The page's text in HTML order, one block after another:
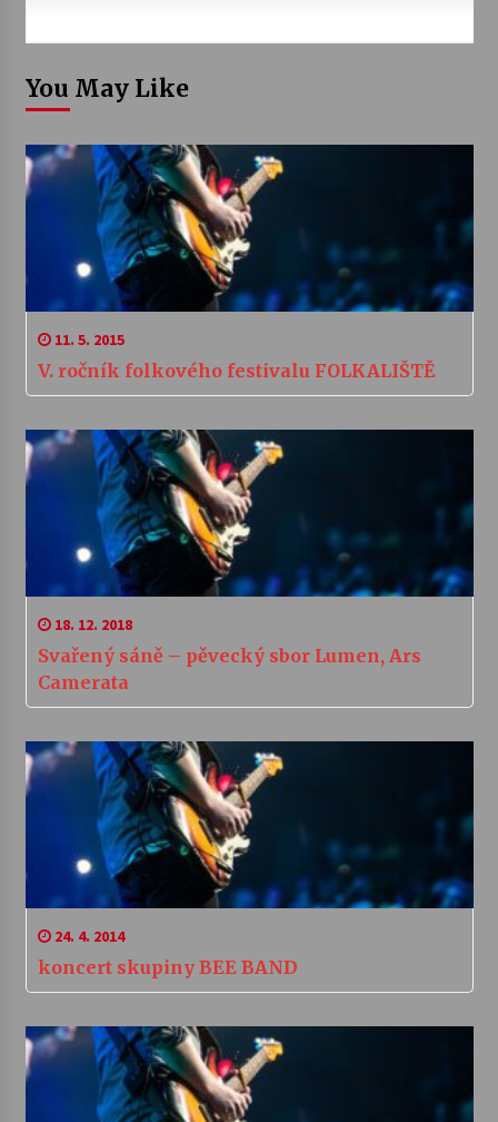
You May Like
11. 5. 2015
V. ročník folkového festivalu FOLKALIŠTĚ
18. 12. 2018
Svařený sáně – pěvecký sbor Lumen, Ars
Camerata
24. 4. 2014
koncert skupiny BEE BAND